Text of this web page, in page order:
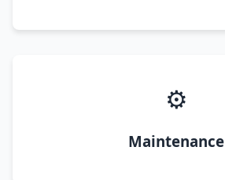
⚙️
Maintenance